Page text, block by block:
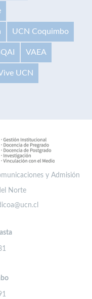
UCN Coquimbo
VAEA
UCN
y Admisión
Norte